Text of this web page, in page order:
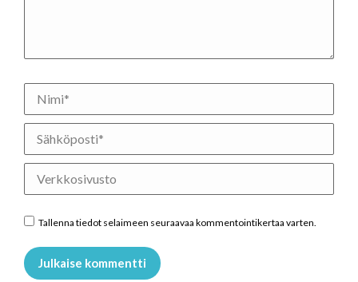
Nimi *
Sähköposti *
Verkkosivusto
Tallenna tiedot selaimeen seuraavaa kommentointikertaa varten.
Julkaise kommentti